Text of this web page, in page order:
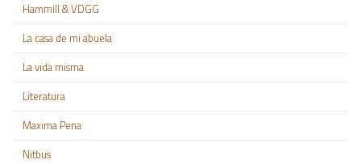
Hammill & VDGG
La casa de mi abuela
La vida misma
Literatura
Maxima Pena
Nitbus